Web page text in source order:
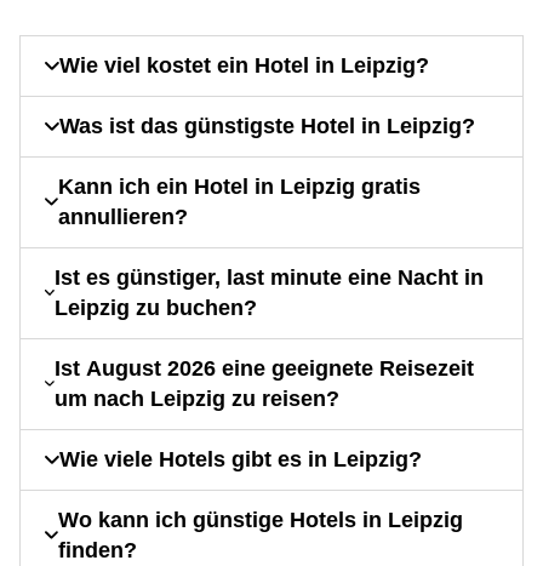
Wie viel kostet ein Hotel in Leipzig?
Was ist das günstigste Hotel in Leipzig?
Kann ich ein Hotel in Leipzig gratis
annullieren?
Ist es günstiger, last minute eine Nacht in
Leipzig zu buchen?
Ist August 2026 eine geeignete Reisezeit
um nach Leipzig zu reisen?
Wie viele Hotels gibt es in Leipzig?
Wo kann ich günstige Hotels in Leipzig
finden?